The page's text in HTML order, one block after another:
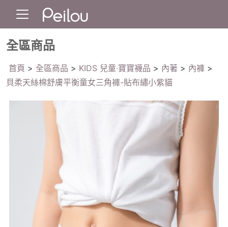
全區商品
首頁 > 全區商品 > KIDS 兒童‧寶寶襪品 > 內著 > 內褲 >
貝柔天絲棉舒膚平衡童女三角褲-貼布繡小紫貓